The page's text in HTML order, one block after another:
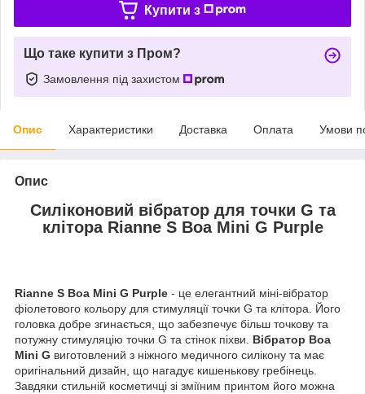
Купити з
Що таке купити з Пром?
Замовлення під захистом
Опис Характеристики Доставка Оплата Умови
Опис
Силіконовий вібратор для точки G та
клітора Rianne S Boa Mini G Purple
Rianne S Boa Mini G Purple - це елегантний міні-вібратор
фіолетового кольору для стимуляції точки G та клітора. Його
головка добре згинається, що забезпечує більш точкову та
потужну стимуляцію точки G та стінок піхви. Вібратор Boa
Mini G виготовлений з ніжного медичного силікону та має
оригінальний дизайн, що нагадує кишенькову гребінець.
Завдяки стильній косметичці зі зміїним принтом його можна